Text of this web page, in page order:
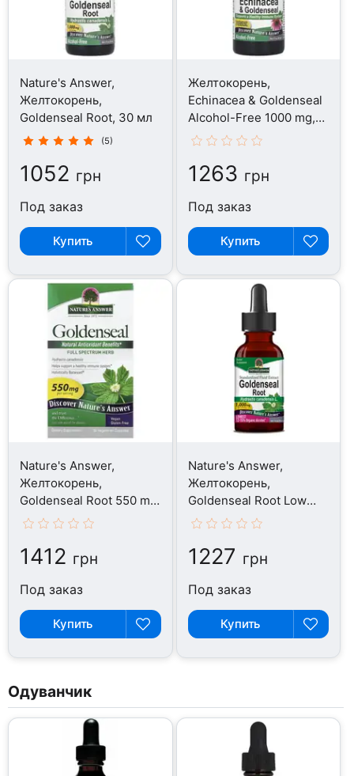
Nature's Answer,
Желтокорень,
Goldenseal Root, 30 мл
(5)
1052 грн
Под заказ
Купить
Желтокорень,
Echinacea & Goldenseal
Alcohol-Free 1000 mg,
60 мл
1263 грн
Под заказ
Купить
Nature's Answer,
Желтокорень,
Goldenseal Root 550 mg,
50 капсул
1412 грн
Под заказ
Купить
Nature's Answer,
Желтокорень,
Goldenseal Root Low
Alcohol, 30 мл
1227 грн
Под заказ
Купить
Одуванчик